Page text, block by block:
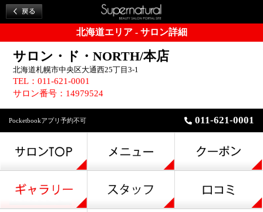
北海道エリア - サロン詳細
サロン・ド・NORTH/本店
北海道札幌市中央区大通西25丁目3-1
TEL：011-621-0001
サロン番号：14979524
Pocketbookアプリ予約不可 011-621-0001